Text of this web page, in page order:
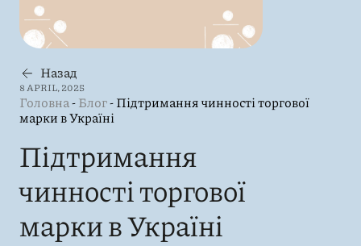
Назад
8 APRIL, 2025
Головна-Блог-Підтримання чинності торгової
марки в Україні
Підтримання
чинності торгової
марки в Україні